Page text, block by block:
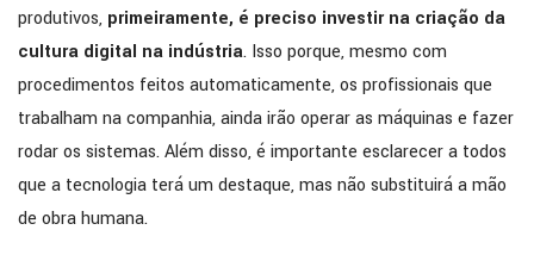
produtivos, primeiramente, é preciso investir na criação da
cultura digital na indústria. Isso porque, mesmo com
procedimentos feitos automaticamente, os profissionais que
trabalham na companhia, ainda irão operar as máquinas e fazer
rodar os sistemas. Além disso, é importante esclarecer a todos
que a tecnologia terá um destaque, mas não substituirá a mão
de obra humana.